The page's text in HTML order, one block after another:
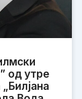
од утре